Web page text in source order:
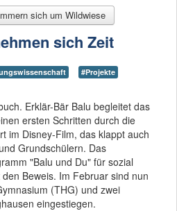
sich um Wildwiese
sich Zeit
#Projekte
Erklär-Bär Balu begleitet das
ersten Schritten durch die
im Disney-Film, das klappt auch
Grundschülern. Das
"Balu und Du" für sozial
Beweis. Im Februar sind nun
(THG) und zwei
eingestiegen.